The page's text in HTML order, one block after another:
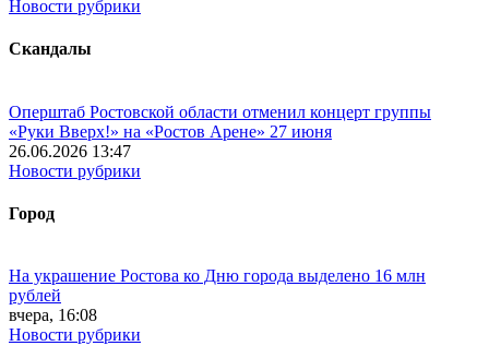
Новости рубрики
Скандалы
Оперштаб Ростовской области отменил концерт группы
«Руки Вверх!» на «Ростов Арене» 27 июня
26.06.2026 13:47
Новости рубрики
Город
На украшение Ростова ко Дню города выделено 16 млн
рублей
вчера, 16:08
Новости рубрики